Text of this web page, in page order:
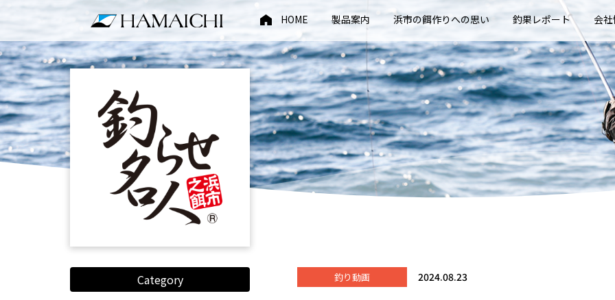
HOME 製品案内 浜市の餌作りへの思い 釣果レポート 会
Category 釣り動画 2024.08.23